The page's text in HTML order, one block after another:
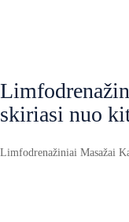
Limfodrenažiniai Masažai
skiriasi nuo